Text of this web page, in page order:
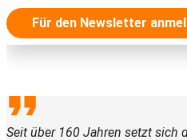
Für den Newsletter
Seit über 160 Jahren setzt sich